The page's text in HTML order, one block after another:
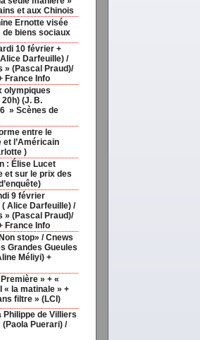
et aux Chinois
Ernotte visée
de biens sociaux
10 février +
Darfeuille) /
» (Pascal Praud)/
France Info
olympiques
20h) (J. B.
» Scènes de
entre le
et l’Américain
)
: Élise Lucet
et sur le prix des
9 février
( Alice Darfeuille) /
» (Pascal Praud)/
France Info
stop» / Cnews
Grandes Gueules
Méliyi) +
» + «
« la matinale » +
filtre » (LCI)
Philippe de Villiers
(Paola Puerari) /